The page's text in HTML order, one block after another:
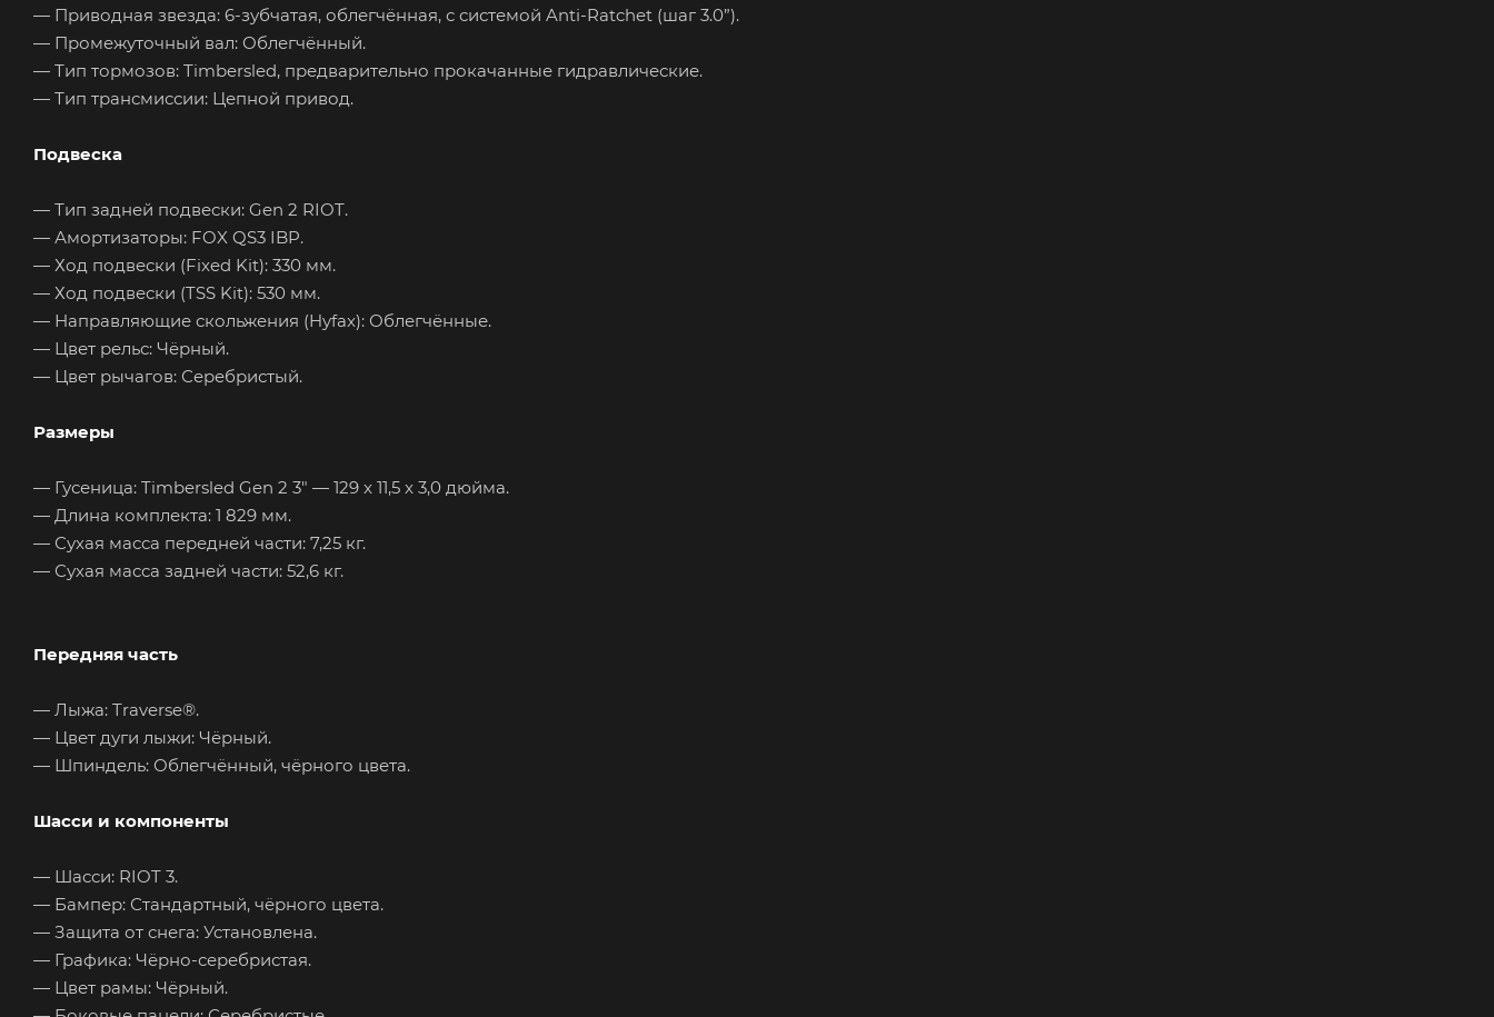
— Приводная звезда: 6-зубчатая, облегчённая, с системой Anti-Ratchet (шаг 3.0”).
— Промежуточный вал: Облегчённый.
— Тип тормозов: Timbersled, предварительно прокачанные гидравлические.
— Тип трансмиссии: Цепной привод.
Подвеска
— Тип задней подвески: Gen 2 RIOT.
— Амортизаторы: FOX QS3 IBP.
— Ход подвески (Fixed Kit): 330 мм.
— Ход подвески (TSS Kit): 530 мм.
— Направляющие скольжения (Hyfax): Облегчённые.
— Цвет рельс: Чёрный.
— Цвет рычагов: Серебристый.
Размеры
— Гусеница: Timbersled Gen 2 3" — 129 x 11,5 x 3,0 дюйма.
— Длина комплекта: 1 829 мм.
— Сухая масса передней части: 7,25 кг.
— Сухая масса задней части: 52,6 кг.
Передняя часть
— Лыжа: Traverse®.
— Цвет дуги лыжи: Чёрный.
— Шпиндель: Облегчённый, чёрного цвета.
Шасси и компоненты
— Шасси: RIOT 3.
— Бампер: Стандартный, чёрного цвета.
— Защита от снега: Установлена.
— Графика: Чёрно-серебристая.
— Цвет рамы: Чёрный.